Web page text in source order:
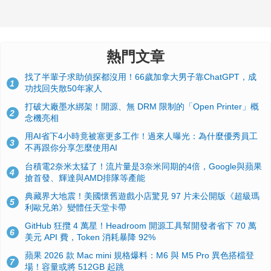
熱門文章
1
找了半輩子求助偵探都沒用！66歲加拿大男子靠ChatGPT，成
功找回失散50年家人
2
打破大廠墨水綁架！開源、無 DRM 限制的「Open Printer」概
念機亮相
3
用AI省下4小時竟被塞更多工作！過來人曝光：為什麼優秀員工
不再跟你分享怎麼使用AI
4
台積電2奈米太猛了！流片量是3奈米同期的4倍，Google與蘋果
搶首發、輝達與AMD排隊等產能
5
典藏界大地震！美國懷舊遊戲小店驚見 97 片未公開版《超級瑪
利歐兄弟》變體任天堂卡帶
6
GitHub 狂攬 4 萬星！Headroom 開源工具幫開發者省下 70 萬
美元 API 費，Token 消耗暴降 92%
7
蘋果 2026 款 Mac mini 規格爆料：M6 與 M5 Pro 異色搭檔登
場！容量或將 512GB 起跳